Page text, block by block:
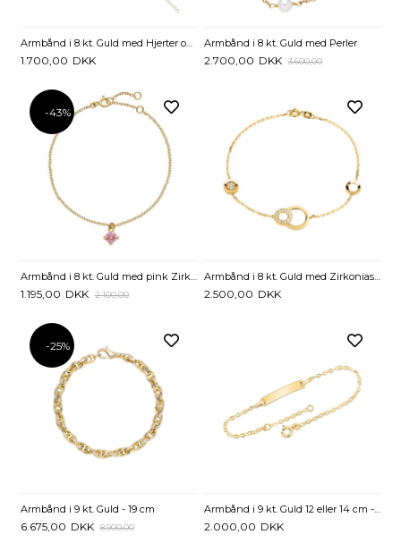
Armbånd i 8 kt. Guld med Hjerter og Infinity
1.700,00 DKK
Armbånd i 8 kt. Guld med Perler
2.700,00 DKK 3.600,00
-43%
1.195,00 DKK 2.100,00 2.500,00 DKK
-25%
Armbånd i 9 kt. Guld - 19 cm
6.675,00 DKK 8.900,00
Armbånd i 9 kt. Guld 12 eller 14 cm - Mulighed for gravering
2.000,00 DKK